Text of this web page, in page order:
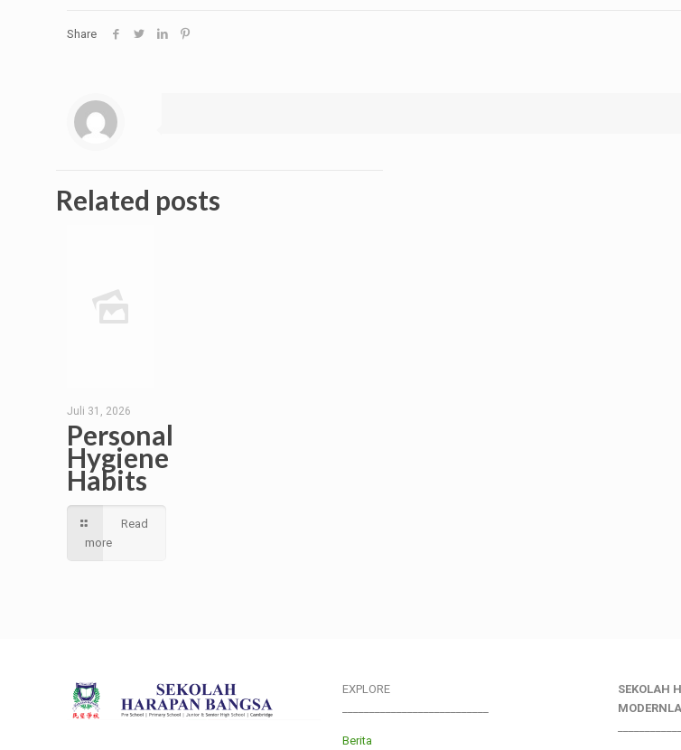
Share
Related posts
Juli 31, 2026
Personal
Hygiene
Habits
Read
more
EXPLORE
Berita
SEKOLAH